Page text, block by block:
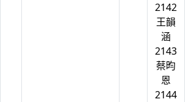
2142
王韻
涵
2143
蔡昀
恩
2144